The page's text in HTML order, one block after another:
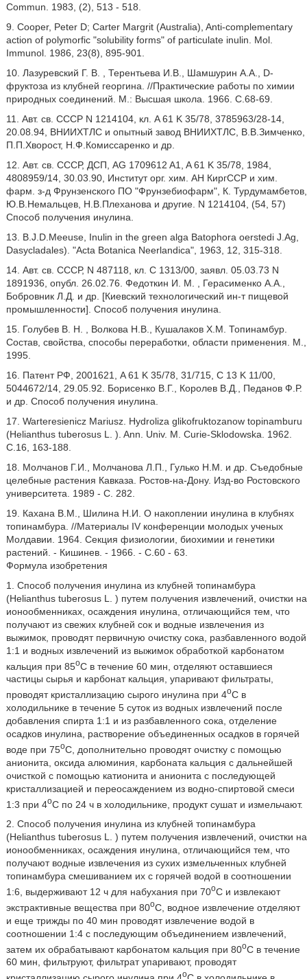
Commun. 1983, (2), 513 - 518.
9. Cooper, Peter D; Carter Margrit (Australia), Anti-complementary
action of polymorfic "solubility forms" of particulate inulin. Mol.
Immunol. 1986, 23(8), 895-901.
10. Лазуревский Г. В. , Терентьева И.В., Шамшурин А.А., D-
фруктоза из клубней георгина. //Практические работы по химии
природных соединений. М.: Высшая школа. 1966. С.68-69.
11. Авт. св. СССР N 1214104, кл. A 61 K 35/78, 3785963/28-14,
20.08.94, ВНИИХТЛС и опытный завод ВНИИХТЛС, В.В.Зимченко,
П.П.Хворост, Н.Ф.Комиссаренко и др.
12. Авт. св. СССР, ДСП, AG 1709612 A1, A 61 K 35/78, 1984,
4808959/14, 30.03.90, Институт орг. хим. АН КиргССР и хим.
фарм. з-д Фрунзенского ПО "Фрунзебиофарм", К. Турдумамбетов,
Ю.В.Немальцев, Н.В.Плеханова и другие. N 1214104, (54, 57)
Способ получения инулина.
13. B.J.D.Meeuse, Inulin in the green alga Batophora oerstedi J.Ag,
Dasycladales). "Acta Botanica Neerlandica", 1963, 12, 315-318.
14. Авт. св. СССР, N 487118, кл. C 1313/00, заявл. 05.03.73 N
1891936, опубл. 26.02.76. Федоткин И. М. , Герасименко А.А.,
Бобровник Л.Д. и др. [Киевский технологический ин-т пищевой
промышленности]. Способ получения инулина.
15. Голубев В. Н. , Волкова Н.В., Кушалаков Х.М. Топинамбур.
Состав, свойства, способы переработки, области применения. М.,
1995.
16. Патент РФ, 2001621, A 61 K 35/78, 31/715, C 13 K 11/00,
5044672/14, 29.05.92. Борисенко В.Г., Королев В.Д., Педанов Ф.Р.
и др. Способ получения инулина.
17. Warteresienicz Mariusz. Hydroliza glikofruktozanow topinamburu
(Helianthus tuberosus L. ). Ann. Univ. M. Curie-Sklodowska. 1962.
C.16, 163-188.
18. Молчанов Г.И., Молчанова Л.П., Гулько Н.М. и др. Съедобные
целебные растения Кавказа. Ростов-на-Дону. Изд-во Ростовского
университета. 1989 - С. 282.
19. Кахана В.М., Шилина Н.И. О накоплении инулина в клубнях
топинамбура. //Материалы IV конференции молодых ученых
Молдавии. 1964. Секция физиологии, биохимии и генетики
растений. - Кишинев. - 1966. - С.60 - 63.
Формула изобретения
1. Способ получения инулина из клубней топинамбура
(Helianthus tuberosus L. ) путем получения извлечений, очистки на
ионообменниках, осаждения инулина, отличающийся тем, что
получают из свежих клубней сок и водные извлечения из
выжимок, проводят первичную очистку сока, разбавленного водой
1:1 и водных извлечений из выжимок обработкой карбонатом
кальция при 85oС в течение 60 мин, отделяют оставшиеся
частицы сырья и карбонат кальция, упаривают фильтраты,
проводят кристаллизацию сырого инулина при 4oС в
холодильнике в течение 5 суток из водных извлечений после
добавления спирта 1:1 и из разбавленного сока, отделение
осадков инулина, растворение объединенных осадков в горячей
воде при 75oС, дополнительно проводят очистку с помощью
анионита, оксида алюминия, карбоната кальция с дальнейшей
очисткой с помощью катионита и анионита с последующей
кристаллизацией и переосаждением из водно-спиртовой смеси
1:3 при 4oС по 24 ч в холодильнике, продукт сушат и измельчают.
2. Способ получения инулина из клубней топинамбура
(Helianthus tuberosus L. ) путем получения извлечений, очистки на
ионообменниках, осаждения инулина, отличающийся тем, что
получают водные извлечения из сухих измельченных клубней
топинамбура смешиванием их с горячей водой в соотношении
1:6, выдерживают 12 ч для набухания при 70oС и извлекают
экстрактивные вещества при 80oС, водное извлечение отделяют
и еще трижды по 40 мин проводят извлечение водой в
соотношении 1:4 с последующим объединением извлечений,
затем их обрабатывают карбонатом кальция при 80oС в течение
60 мин, фильтруют, фильтрат упаривают, проводят
o